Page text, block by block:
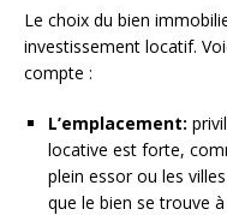
Le choix du bien
investissement locatif.
compte :
L’emplacement:
locative est forte,
plein essor ou les
que le bien se trouve